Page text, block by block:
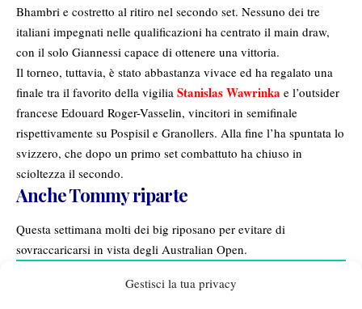
Gestisci la tua privacy
Bhambri e costretto al ritiro nel secondo set. Nessuno dei tre
italiani impegnati nelle qualificazioni ha centrato il main draw,
con il solo Giannessi capace di ottenere una vittoria.
Il torneo, tuttavia, è stato abbastanza vivace ed ha regalato una
finale tra il favorito della vigilia Stanislas Wawrinka e l’outsider
francese Edouard Roger-Vasselin, vincitori in semifinale
rispettivamente su Pospisil e Granollers. Alla fine l’ha spuntata lo
svizzero, che dopo un primo set combattuto ha chiuso in
scioltezza il secondo.
Anche Tommy riparte
Questa settimana molti dei big riposano per evitare di
sovraccaricarsi in vista degli Australian Open.